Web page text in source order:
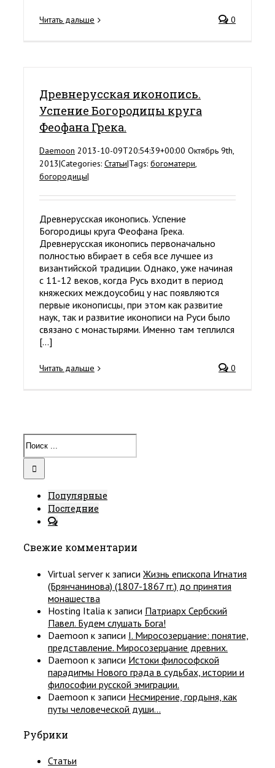
Читать дальше 0
Древнерусская иконопись.
Успение Богородицы круга
Феофана Грека.
Daemoon 2013-10-09T20:54:39+00:00 Октябрь 9th,
2013|Categories: Статьи|Tags: богоматери,
богородицы|
Древнерусская иконопись. Успение
Богородицы круга Феофана Грека.
Древнерусская иконопись первоначально
полностью вбирает в себя все лучшее из
византийской традиции. Однако, уже начиная
с 11-12 веков, когда Русь входит в период
княжеских междоусобиц у нас появляются
первые иконописцы, при этом как развитие
наук, так и развитие иконописи на Руси было
связано с монастырями. Именно там теплился
[...]
Читать дальше 0
Популярные
Последние
Свежие комментарии
Virtual server к записи Жизнь епископа Игнатия
(Брянчанинова) (1807-1867 гг.) до принятия
монашества
Hosting Italia к записи Патриарх Сербский
Павел. Будем слушать Бога!
Daemoon к записи I. Миросозерцание: понятие,
представление. Миросозерцание древних.
Daemoon к записи Истоки философской
парадигмы Нового града в судьбах, истории и
философии русской эмиграции.
Daemoon к записи Несмирение, гордыня, как
путы человеческой души…
Рубрики
Статьи